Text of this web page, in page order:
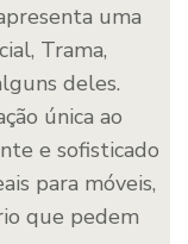
uma
Trama,
deles.
única ao
e sofisticado
para móveis,
que pedem